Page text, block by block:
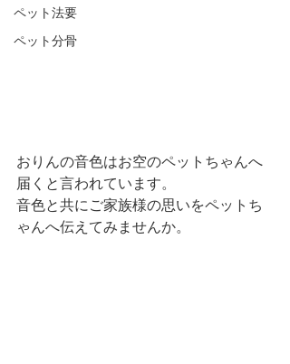
ペット法要
ペット分骨
おりんの音色はお空のペットちゃんへ
届くと言われています。
音色と共にご家族様の思いをペットち
ゃんへ伝えてみませんか。